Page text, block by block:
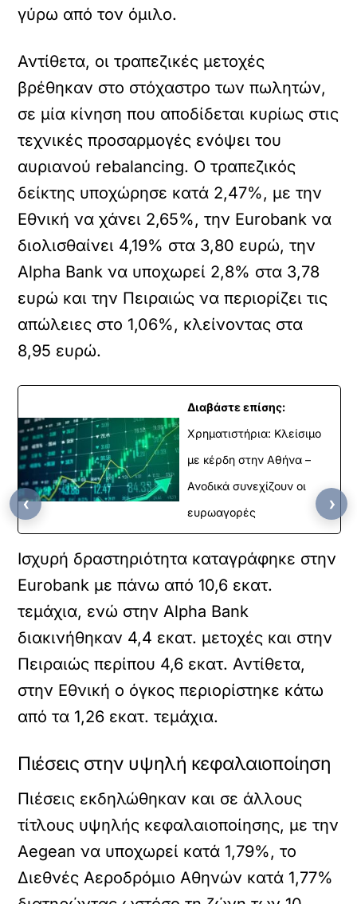
γύρω από τον όμιλο.
Αντίθετα, οι τραπεζικές μετοχές
βρέθηκαν στο στόχαστρο των πωλητών,
σε μία κίνηση που αποδίδεται κυρίως στις
τεχνικές προσαρμογές ενόψει του
αυριανού rebalancing. Ο τραπεζικός
δείκτης υποχώρησε κατά 2,47%, με την
Εθνική να χάνει 2,65%, την Eurobank να
διολισθαίνει 4,19% στα 3,80 ευρώ, την
Alpha Bank να υποχωρεί 2,8% στα 3,78
ευρώ και την Πειραιώς να περιορίζει τις
απώλειες στο 1,06%, κλείνοντας στα
8,95 ευρώ.
Διαβάστε επίσης:
Χρηματιστήρια: Κλείσιμο
με κέρδη στην Αθήνα –
Ανοδικά συνεχίζουν οι
ευρωαγορές
Ισχυρή δραστηριότητα καταγράφηκε στην
Eurobank με πάνω από 10,6 εκατ.
τεμάχια, ενώ στην Alpha Bank
διακινήθηκαν 4,4 εκατ. μετοχές και στην
Πειραιώς περίπου 4,6 εκατ. Αντίθετα,
στην Εθνική ο όγκος περιορίστηκε κάτω
από τα 1,26 εκατ. τεμάχια.
Πιέσεις στην υψηλή κεφαλαιοποίηση
Πιέσεις εκδηλώθηκαν και σε άλλους
τίτλους υψηλής κεφαλαιοποίησης, με την
Aegean να υποχωρεί κατά 1,79%, το
Διεθνές Αεροδρόμιο Αθηνών κατά 1,77%
‹ ›